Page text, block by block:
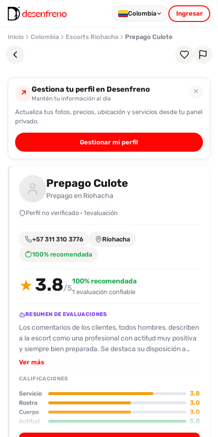
Colombia Ingresar
Inicio Colombia Escorts Riohacha Prepago Culote
Favoritos
Pronto
podrás
registrarte
guardar
favoritas
para
fácilmente.
↗ Gestiona tu perfil en Desenfreno
Mantén tu información al día
✕
Actualiza tus fotos, precios, ubicación y servicios desde tu panel
privado.
Gestionar mi perfil
Prepago Culote
Prepago en Riohacha
Perfil no verificado · 1evaluación
+57 311 310 3776 Riohacha
100% recomendada
★ 3.8/5
100% recomendada
1 evaluación confiable
RESUMEN DE EVALUACIONES
Los comentarios de los clientes, todos hombres, describen
a la escort como una profesional con actitud muy positiva
y siempre bien preparada. Se destaca su disposición a
cumplir con los deseos del cliente y su capacidad de
cuanto a su apariencia, la mayoría la percibe como de
físico promedio: bajita, con un poco de pancita, tetas
pequeñas y un culo redondito que, según los usuarios,
compensa el resto del cuerpo. Su rostro no se menciona
como impresionante, pero tampoco como feo; la mirada se
describe como sexy. Los clientes aprecian la limpieza y el
Ver más
CALIFICACIONES
Servicio 3.8
Rostro 3.0
Cuerpo 3.0
Actitud 5.0